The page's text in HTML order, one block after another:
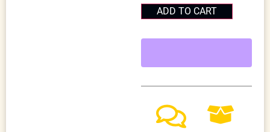
ADD TO CART